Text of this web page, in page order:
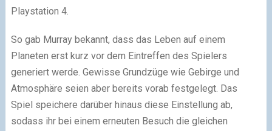
Playstation 4.
So gab Murray bekannt, dass das Leben auf einem
Planeten erst kurz vor dem Eintreffen des Spielers
generiert werde. Gewisse Grundzüge wie Gebirge und
Atmosphäre seien aber bereits vorab festgelegt. Das
Spiel speichere darüber hinaus diese Einstellung ab,
sodass ihr bei einem erneuten Besuch die gleichen